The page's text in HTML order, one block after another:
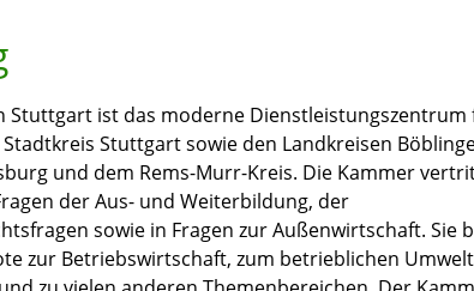
Stuttgart ist das moderne Dienstleistungszentrum
Stuttgart sowie den Landkreisen
und dem Rems-Murr-Kreis. Die Kammer
der Aus- und Weiterbildung, der
sowie in Fragen zur Außenwirtschaft. Sie
zur Betriebswirtschaft, zum betrieblichen